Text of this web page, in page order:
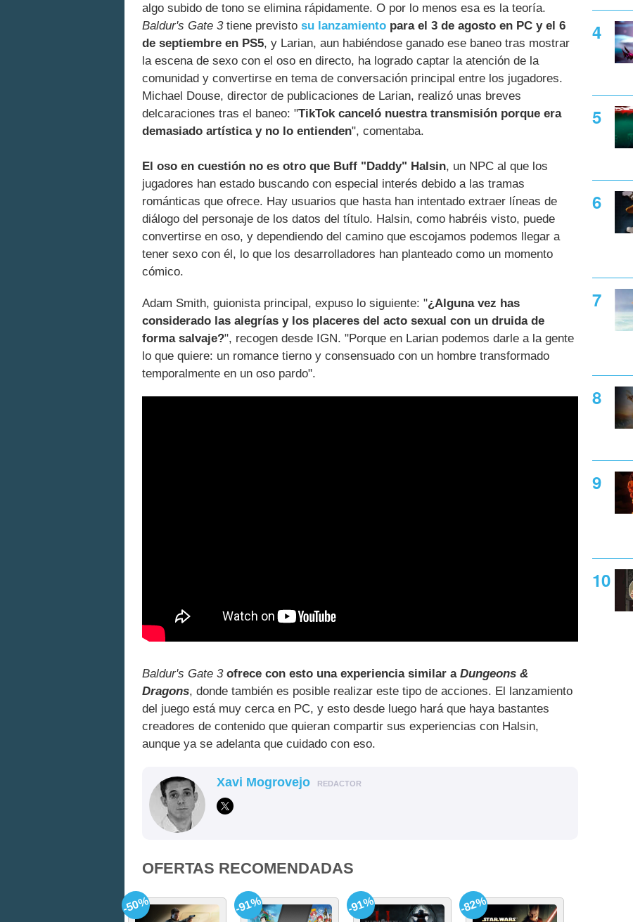
algo subido de tono se elimina rápidamente. O por lo menos esa es la teoría.
Baldur's Gate 3tiene previsto su lanzamiento para el 3 de agosto en PC y el 6
de septiembre en PS5, y Larian, aun habiéndose ganado ese baneo tras mostrar
la escena de sexo con el oso en directo, ha logrado captar la atención de la
comunidad y convertirse en tema de conversación principal entre los jugadores.
Michael Douse, director de publicaciones de Larian, realizó unas breves
delcaraciones tras el baneo: "TikTok canceló nuestra transmisión porque era
demasiado artística y no lo entienden", comentaba.
El oso en cuestión no es otro que Buff "Daddy" Halsin, un NPC al que los
jugadores han estado buscando con especial interés debido a las tramas
románticas que ofrece. Hay usuarios que hasta han intentado extraer líneas de
diálogo del personaje de los datos del título. Halsin, como habréis visto, puede
convertirse en oso, y dependiendo del camino que escojamos podemos llegar a
tener sexo con él, lo que los desarrolladores han planteado como un momento
cómico.
Adam Smith, guionista principal, expuso lo siguiente: "¿Alguna vez has
considerado las alegrías y los placeres del acto sexual con un druida de
forma salvaje?", recogen desde IGN. "Porque en Larian podemos darle a la gente
lo que quiere: un romance tierno y consensuado con un hombre transformado
temporalmente en un oso pardo".
Baldur's Gate 3 ofrece con esto una experiencia similar a Dungeons &
Dragons, donde también es posible realizar este tipo de acciones. El lanzamiento
del juego está muy cerca en PC, y esto desde luego hará que haya bastantes
creadores de contenido que quieran compartir sus experiencias con Halsin,
aunque ya se adelanta que cuidado con eso.
Xavi Mogrovejo REDACTOR
OFERTAS RECOMENDADAS
-50% -91% -91% -82%